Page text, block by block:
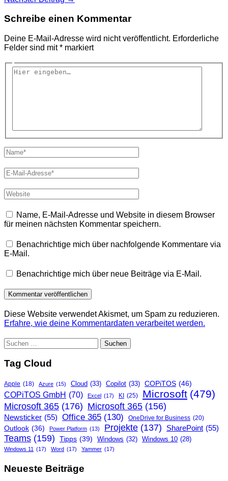
Schreibe einen Kommentar
Deine E-Mail-Adresse wird nicht veröffentlicht. Erforderliche
Felder sind mit* markiert
Hier
Name*
E-
Mail-
Adresse*
Website
Name, E-Mail-Adresse und Website in diesem Browser
für meinen nächsten Kommentar speichern.
Benachrichtige mich über nachfolgende Kommentare via
E-Mail.
Benachrichtige mich über neue Beiträge via E-Mail.
Diese Website verwendet Akismet, um Spam zu reduzieren.
Erfahre, wie deine Kommentardaten verarbeitet werden.
Suchen
nach:
Tag Cloud
Apple (18) Azure (15) Cloud (33) Copilot (33) COPiTOS (46)
COPiTOS GmbH (70) Excel (17) KI (25) Microsoft (479)
Microsoft 365 (176) Microsoft 365 (156)
Newsticker (55) Office 365 (130) OneDrive for Business (20)
Outlook (36) Power Platform (13) Projekte (137) SharePoint (55)
Teams (159) Tipps (39) Windows (32) Windows 10 (28)
Windows 11 (17) Word (17) Yammer (17)
Neueste Beiträge